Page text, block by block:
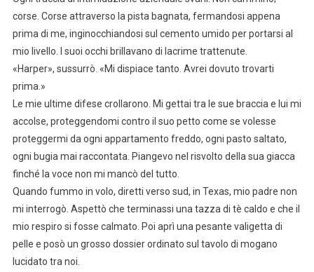
corse. Corse attraverso la pista bagnata, fermandosi appena
prima di me, inginocchiandosi sul cemento umido per portarsi al
mio livello. I suoi occhi brillavano di lacrime trattenute.
«Harper», sussurrò. «Mi dispiace tanto. Avrei dovuto trovarti
prima.»
Le mie ultime difese crollarono. Mi gettai tra le sue braccia e lui mi
accolse, proteggendomi contro il suo petto come se volesse
proteggermi da ogni appartamento freddo, ogni pasto saltato,
ogni bugia mai raccontata. Piangevo nel risvolto della sua giacca
finché la voce non mi mancò del tutto.
Quando fummo in volo, diretti verso sud, in Texas, mio padre non
mi interrogò. Aspettò che terminassi una tazza di tè caldo e che il
mio respiro si fosse calmato. Poi aprì una pesante valigetta di
pelle e posò un grosso dossier ordinato sul tavolo di mogano
lucidato tra noi.